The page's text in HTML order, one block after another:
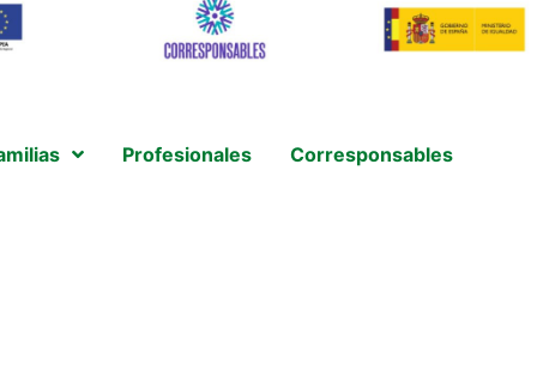
Profesionales Corresponsables